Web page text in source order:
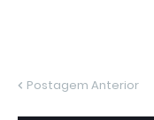
Postagem Anterior